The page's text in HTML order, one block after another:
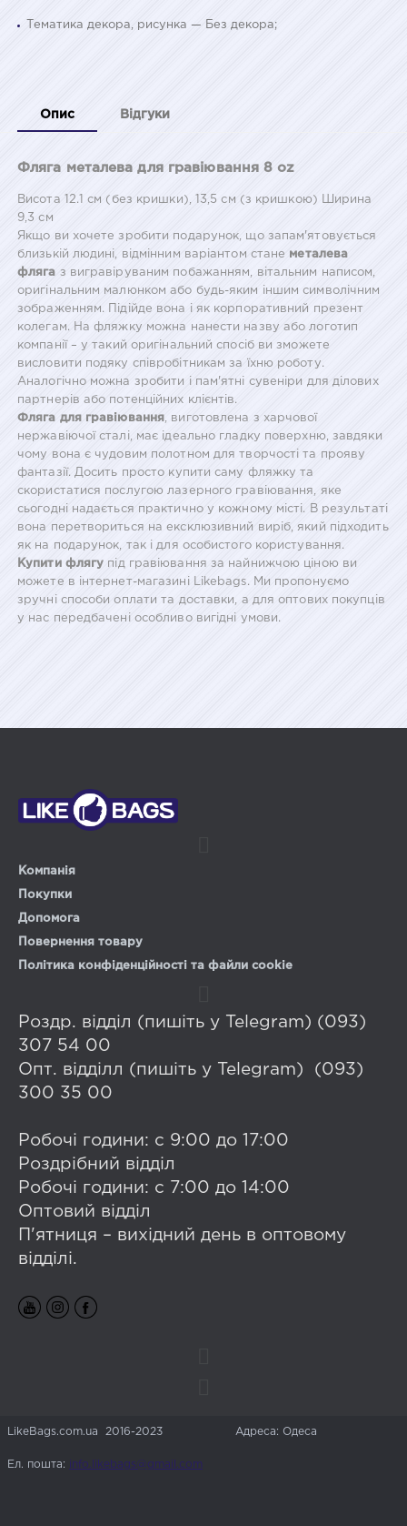
Тематика декора, рисунка — Без декора;
Опис Відгуки
Фляга металева для гравіювання 8 oz
Висота 12.1 см (без кришки), 13,5 см (з кришкою) Ширина
9,3 см
Якщо ви хочете зробити подарунок, що запам'ятовується
близькій людині, відмінним варіантом стане металева
фляга з вигравіруваним побажанням, вітальним написом,
оригінальним малюнком або будь-яким іншим символічним
зображенням. Підійде вона і як корпоративний презент
колегам. На фляжку можна нанести назву або логотип
компанії – у такий оригінальний спосіб ви зможете
висловити подяку співробітникам за їхню роботу.
Аналогічно можна зробити і пам'ятні сувеніри для ділових
партнерів або потенційних клієнтів.
Фляга для гравіювання
, виготовлена з харчової
нержавіючої сталі, має ідеально гладку поверхню, завдяки
чому вона є чудовим полотном для творчості та прояву
фантазії. Досить просто купити саму фляжку та
скористатися послугою лазерного гравіювання, яке
сьогодні надається практично у кожному місті. В результаті
вона перетвориться на ексклюзивний виріб, який підходить
як на подарунок, так і для особистого користування.
Купити флягу під гравіювання за найнижчою ціною ви
можете в інтернет-магазині Likebags. Ми пропонуємо
зручні способи оплати та доставки, а для оптових покупців
у нас передбачені особливо вигідні умови.
Компанія
Покупки
Допомога
Повернення товару
Політика конфіденційності та файли cookie
Роздр. відділ (пишіть у Telegram) (093)
307 54 00
Опт. відділл (пишіть у Telegram) (093)
300 35 00
Робочі години: с 9:00 до 17:00
Роздрібний відділ
Робочі години: с 7:00 до 14:00
Оптовий відділ
П'ятниця – вихідний день в оптовому
відділі.
LikeBags.com.ua 2016-2023 Адреса: Одеса
Ел. пошта: info.likebags@gmail.com